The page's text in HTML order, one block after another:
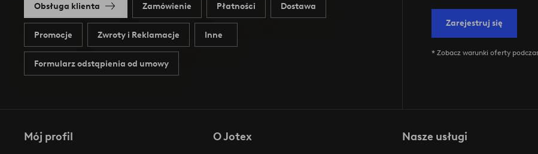
Obsługa klienta Zamówienie Płatności Dostawa
Promocje Zwroty i Reklamacje Inne
Formularz odstąpienia od umowy
Zarejestruj się
* Zobacz warunki oferty
Mój profil O Jotex Nasze usługi